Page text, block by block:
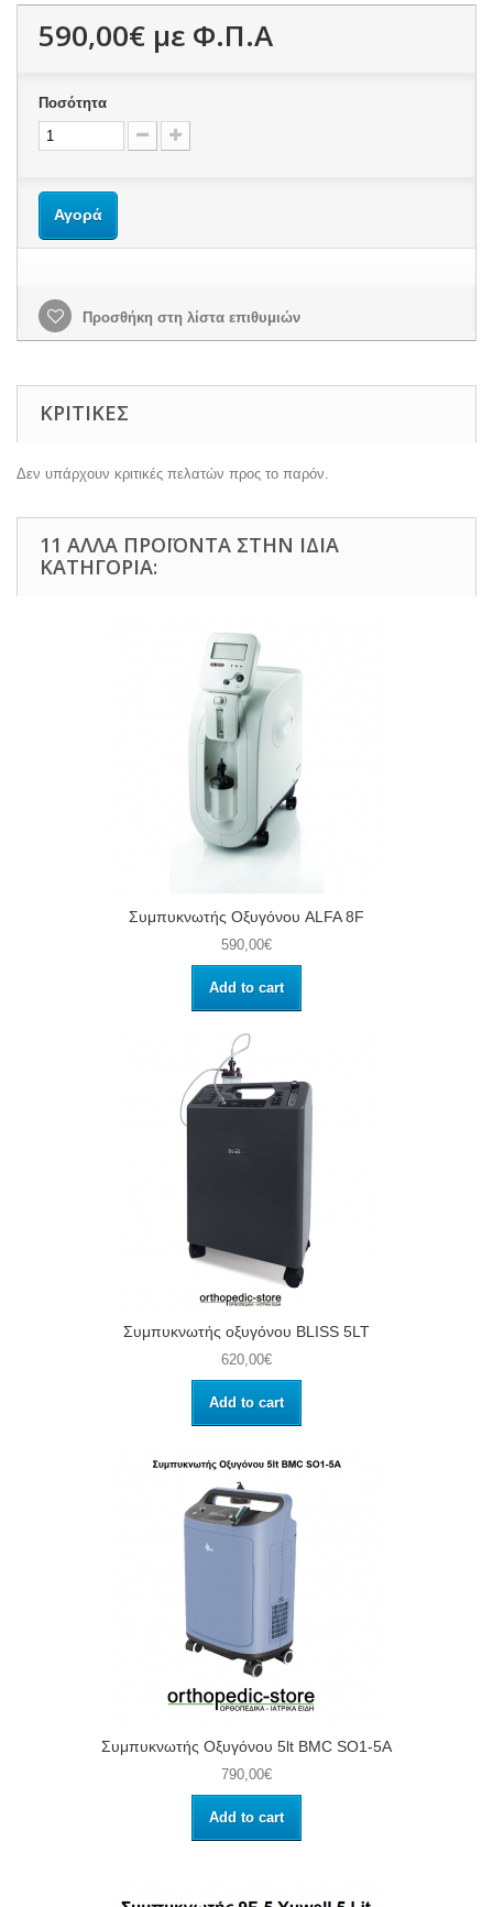
590,00€ με Φ.Π.Α
Ποσότητα
Αγορά
Προσθήκη στη λίστα επιθυμιών
ΚΡΙΤΙΚΈΣ
Δεν υπάρχουν κριτικές πελατών προς το παρόν.
11 ΆΛΛΑ ΠΡΟΪΌΝΤΑ ΣΤΗΝ ΊΔΙΑ
ΚΑΤΗΓΟΡΊΑ:
Συμπυκνωτής Οξυγόνου ALFA 8F
590,00€
Add to cart
Συμπυκνωτής οξυγόνου BLISS 5LT
620,00€
Add to cart
Συμπυκνωτής Οξυγόνου 5lt BMC SO1-5A
790,00€
Add to cart